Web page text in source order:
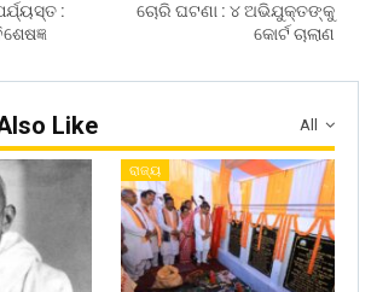
:
ଚୋରି ଘଟଣା : ୪ ଅଭିଯୁକ୍ତଙ୍କୁ
କୋର୍ଟ ଚାଲାଣ
All
Like
ରାଜ୍ୟ